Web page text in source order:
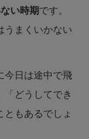
い時期です。
うまくいかない
今日は途中で飛
どうしてでき
ともあるでしょ